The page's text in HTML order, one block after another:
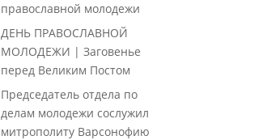
православной молодежи
ДЕНЬ ПРАВОСЛАВНОЙ
МОЛОДЕЖИ | Заговенье
перед Великим Постом
Председатель отдела по
делам молодежи сослужил
митрополиту Варсонофию